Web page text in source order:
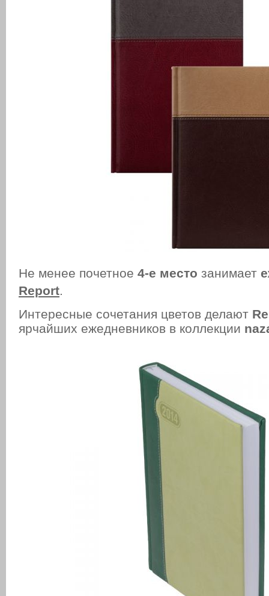
Не менее почетное 4-е место занимает
Report.
Интересные сочетания цветов делают
ярчайших ежедневников в коллекции